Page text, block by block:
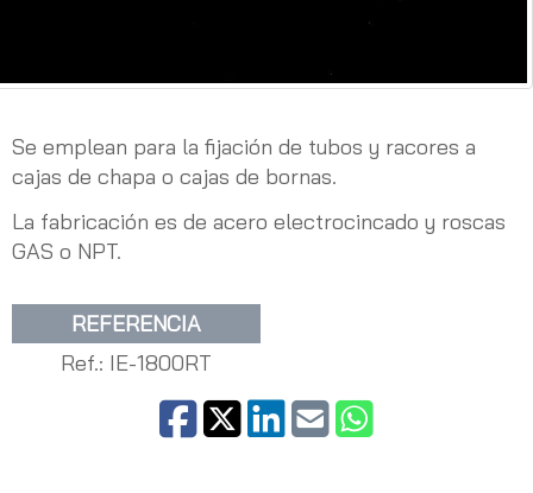
Se emplean para la fijación de tubos y racores a
cajas de chapa o cajas de bornas.
La fabricación es de acero electrocincado y roscas
GAS o NPT.
REFERENCIA
Ref.: IE-1800RT